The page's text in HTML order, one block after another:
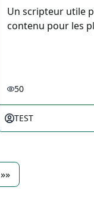
Un scripteur utile
contenu pour les
50
TEST
»»